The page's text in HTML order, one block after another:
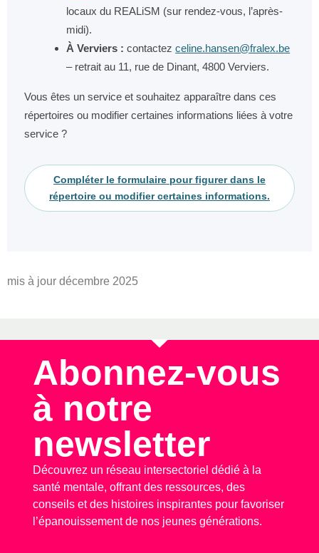
locaux du REALiSM (sur rendez-vous, l’après-
midi).
À Verviers : contactezceline.hansen@fralex.be
– retrait au 11, rue de Dinant, 4800 Verviers.
Vous êtes un service et souhaitez apparaître dans ces
répertoires ou modifier certaines informations liées à votre
service ?
Compléter le formulaire pour figurer dans le
répertoire ou modifier certaines informations.
mis à jour décembre 2025
Abonnez-vous
à notre
newsletter
Découvrez un réseau intersectoriel dédié à la
santé mentale, offrant des ressources, des
conseils et des histoires inspirantes pour favoriser
l’épanouissement de nos jeunes générations.